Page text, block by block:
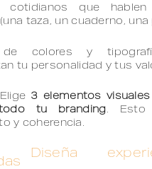
cotidianos que
taza, un cuaderno, una
de colores y
tu personalidad y tus
3 elementos
tu branding. Esto
y coherencia.